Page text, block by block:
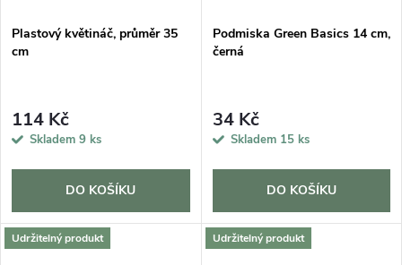
Plastový květináč, průměr 35
cm
114 Kč
Skladem 9 ks
DO KOŠÍKU
Podmiska Green Basics 14 cm,
černá
34 Kč
Skladem 15 ks
DO KOŠÍKU
Udržitelný produkt Udržitelný produkt